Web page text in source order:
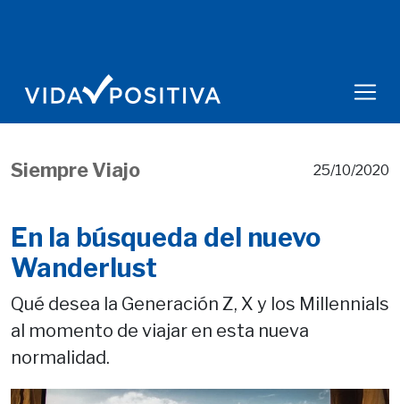
Siempre Viajo 25/10/2020
En la búsqueda del nuevo
Wanderlust
Qué desea la Generación Z, X y los Millennials
al momento de viajar en esta nueva
normalidad.